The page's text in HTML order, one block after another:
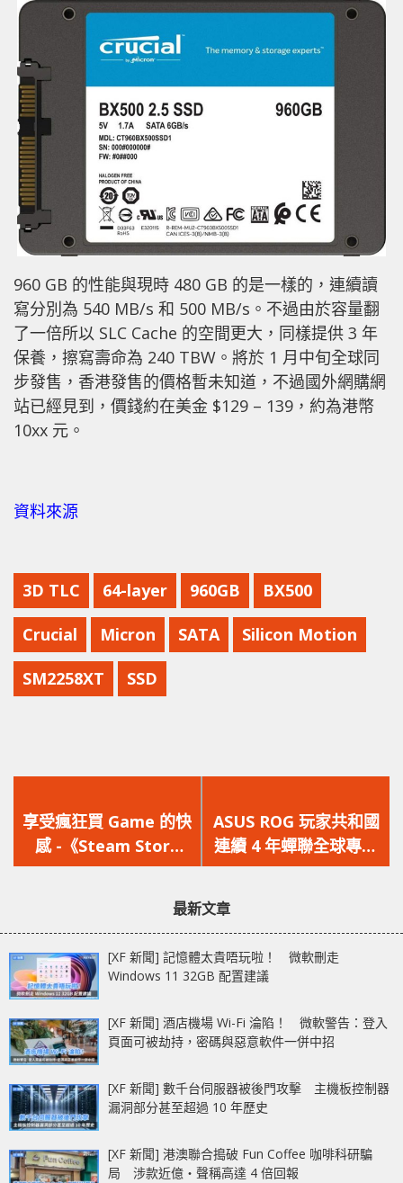
960 GB 的性能與現時 480 GB 的是一樣的，連續讀
寫分別為 540 MB/s 和 500 MB/s。不過由於容量翻
了一倍所以 SLC Cache 的空間更大，同樣提供 3 年
保養，擦寫壽命為 240 TBW。將於 1 月中旬全球同
步發售，香港發售的價格暫未知道，不過國外網購網
站已經見到，價錢約在美金 $129 – 139，約為港幣
10xx 元。
資料來源
3D TLC 64-layer 960GB BX500
Crucial Micron SATA Silicon Motion
SM2258XT SSD
一
篇
文
享受瘋狂買 Game 的快
感 -《Steam Store
Simulator》即將於
一
篇
文
ASUS ROG 玩家共和國
連續 4 年蟬聯全球專業
電競顯示器市佔第一
最新文章
[XF 新聞] 記憶體太貴唔玩啦！ 微軟刪走
Windows 11 32GB 配置建議
[XF 新聞] 酒店機場 Wi-Fi 淪陷！ 微軟警告：登入
頁面可被劫持，密碼與惡意軟件一併中招
[XF 新聞] 數千台伺服器被後門攻擊 主機板控制器
漏洞部分甚至超過 10 年歷史
[XF 新聞] 港澳聯合搗破 Fun Coffee 咖啡科研騙
局 涉款近億‧聲稱高達 4 倍回報